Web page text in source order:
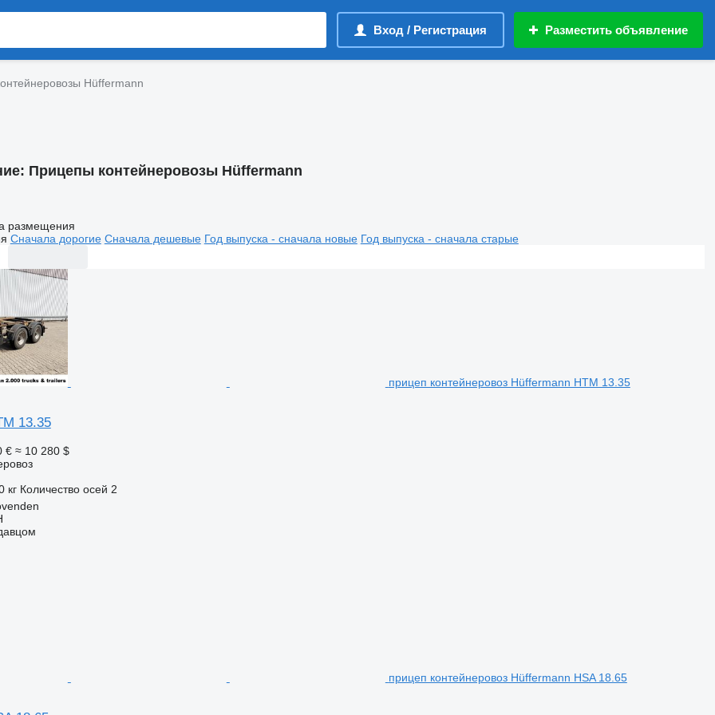
Вход / Регистрация Разместить объявление
Hüffermann
Прицепы контейнеровозы Hüffermann
размещения
Сначала дорогие Сначала дешевые Год выпуска - сначала новые Год выпуска - сначала старые
прицеп контейнеровоз Hüffermann HTM 13.35
13.35
€ ≈ 10 280 $
кг Количество осей 2
прицеп контейнеровоз Hüffermann HSA 18.65